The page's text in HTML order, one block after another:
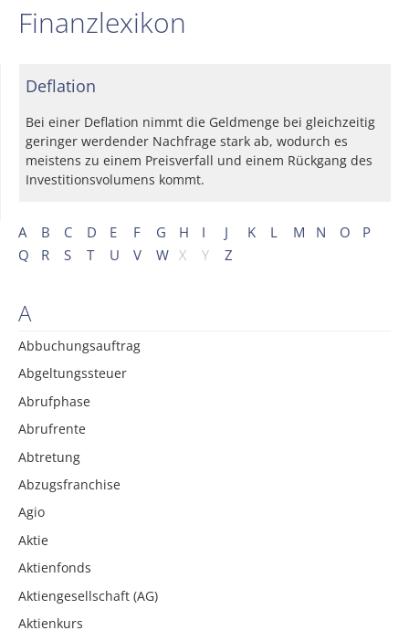
Finanzlexikon
A B C D E F G H I J K L M N O
P
Q
R S T U V W X Y Z
A
Abbuchungsauftrag
Abgeltungssteuer
Abrufphase
Abrufrente
Abtretung
Abzugsfranchise
Agio
Aktie
Aktienfonds
Aktiengesellschaft (AG)
Aktienkurs
Deflation
Bei einer Deflation nimmt die Geldmenge bei gleichzeitig
geringer werdender Nachfrage stark ab, wodurch es
meistens zu einem Preisverfall und einem Rückgang des
Investitionsvolumens kommt.